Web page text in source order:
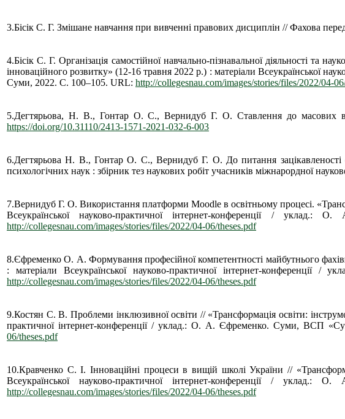
3.Бісік С. Г. Змішане навчання при вивченні правових дисциплін // Фахова
4.Бісік С. Г. Організація самостійної навчально-пізнавальної діяльності та
інноваційного розвитку» (12-16 травня 2022 р.) : матеріали
Суми, 2022. С. 100–105. URL: http://collegesnau.com/images/stories/files/2022/04-
5.Дегтярьова, Н. В., Гонтар О. С., Вернидуб Г. О. Ставлення до масових
https://doi.org/10.31110/2413-1571-2021-032-6-003
6.Дегтярьова Н. В., Гонтар О. С., Вернидуб Г. О. До питання зацікавленості
психологічних наук : збірник тез наукових робіт учасників міжнарордної
7.Вернидуб Г. О. Використання платформи Moodle в освітньому процесі.
Всеукраїнської науково-практичної інтернет-конференції /
http://collegesnau.com/images/stories/files/2022/04-06/theses.pdf
8.Єфременко О. А. Формування професійної компетентності майбутнього
: матеріали Всеукраїнської науково-практичної інтернет-
http://collegesnau.com/images/stories/files/2022/04-06/theses.pdf
9.Костян С. В. Проблеми інклюзивної освіти // «Трансформація освіти:
практичної інтернет-конференції / уклад.: О. А. Єфременко. Суми, ВСП
06/theses.pdf
10.Кравченко С. І. Інноваційні процеси в вищій школі України //
Всеукраїнської науково-практичної інтернет-конференції /
http://collegesnau.com/images/stories/files/2022/04-06/theses.pdf